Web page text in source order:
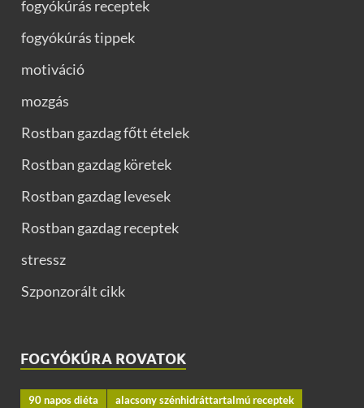
fogyókúrás receptek
fogyókúrás tippek
motiváció
mozgás
Rostban gazdag főtt ételek
Rostban gazdag köretek
Rostban gazdag levesek
Rostban gazdag receptek
stressz
Szponzorált cikk
FOGYÓKÚRA ROVATOK
90 napos diéta
alacsony szénhidráttartalmú receptek